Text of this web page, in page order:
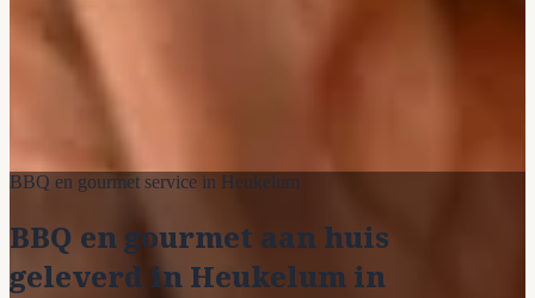
BBQ en gourmet service in Heukelum
BBQ en gourmet aan huis
geleverd in Heukelum in